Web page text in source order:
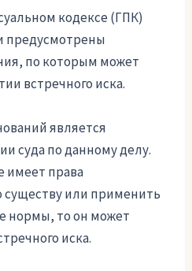
кодексе (ГПК)
предусмотрены
по которым может
встречного иска.
является
суда по данному делу.
имеет права
существу или применить
нормы, то он может
иска.